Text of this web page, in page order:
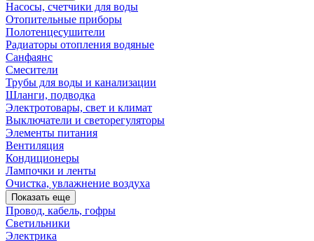
Насосы, счетчики для воды
Отопительные приборы
Полотенцесушители
Радиаторы отопления водяные
Санфаянс
Смесители
Трубы для воды и канализации
Шланги, подводка
Электротовары, свет и климат
Выключатели и светорегуляторы
Элементы питания
Вентиляция
Кондиционеры
Лампочки и ленты
Очистка, увлажнение воздуха
Показать еще
Провод, кабель, гофры
Светильники
Электрика